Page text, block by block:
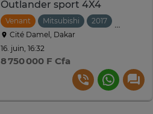
Outlander sport 4X4
Venant Mitsubishi 2017
Cité Damel, Dakar
16. juin, 16:32
8 750 000 F Cfa